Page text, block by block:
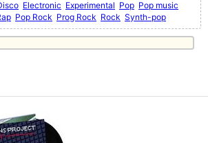
Electronic Experimental Pop Pop music
Pop Rock Prog Rock Rock Synth-pop